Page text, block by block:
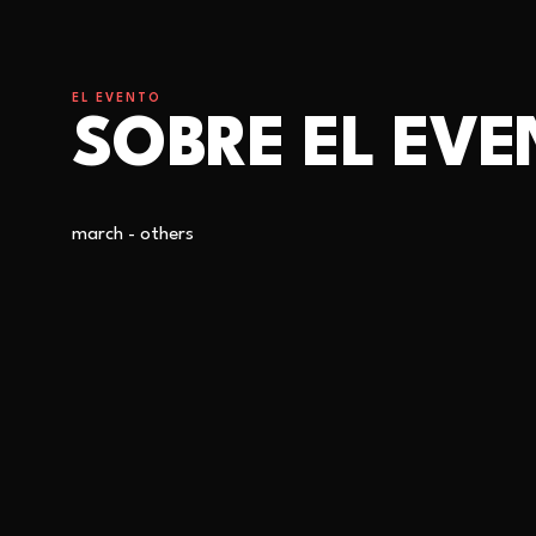
EL EVENTO
SOBRE EL
march - others